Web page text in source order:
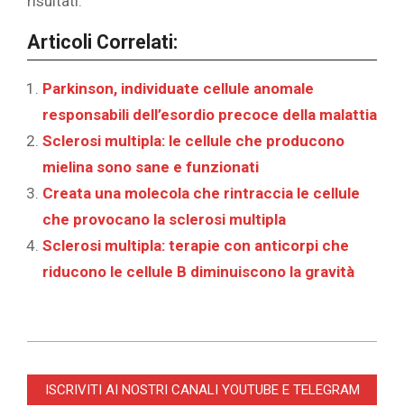
Articoli Correlati:
Parkinson, individuate cellule anomale
responsabili dell’esordio precoce della malattia
Sclerosi multipla: le cellule che producono
mielina sono sane e funzionati
Creata una molecola che rintraccia le cellule
che provocano la sclerosi multipla
Sclerosi multipla: terapie con anticorpi che
riducono le cellule B diminuiscono la gravità
03-
ISCRIVITI AI NOSTRI CANALI YOUTUBE E TELEGRAM